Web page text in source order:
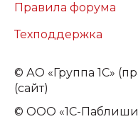
Правила форума
Техподдержка
© АО «Группа 1С»
(сайт)
© ООО «1С-